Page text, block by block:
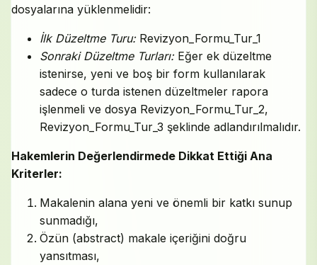
dosyalarına yüklenmelidir:
İlk Düzeltme Turu:Revizyon_Formu_Tur_1
Sonraki Düzeltme Turları:Eğer ek düzeltme
istenirse, yeni ve boş bir form kullanılarak
sadece o turda istenen düzeltmeler rapora
işlenmeli ve dosya Revizyon_Formu_Tur_2,
Revizyon_Formu_Tur_3 şeklinde adlandırılmalıdır.
Hakemlerin Değerlendirmede Dikkat Ettiği Ana
Kriterler:
Makalenin alana yeni ve önemli bir katkı sunup
sunmadığı,
Özün (abstract) makale içeriğini doğru
yansıtması,